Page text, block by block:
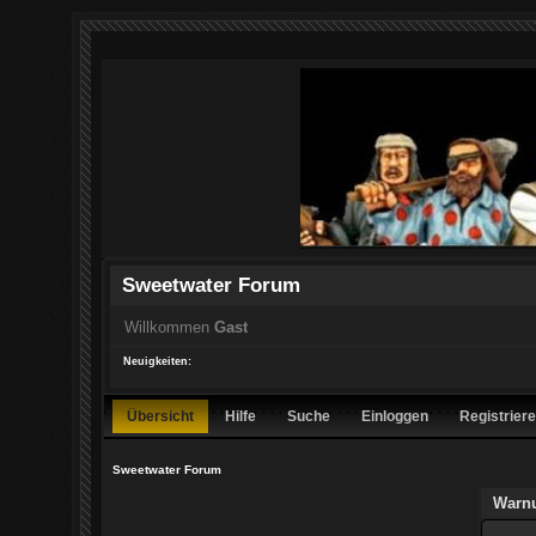
Sweetwater Forum
Willkommen Gast
Neuigkeiten:
Übersicht Hilfe Suche Einloggen
Sweetwater Forum